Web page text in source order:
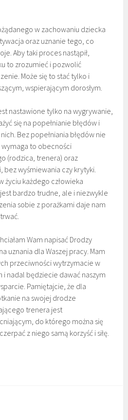
w zachowaniu dziecka
oraz uznanie tego, co
Aby taki proces nastąpił,
to zrozumieć i pozwolić
Może się to stać tylko i
wspierającym dorosłym.
nastawione tylko na wygrywanie,
się na popełnianie błędów i
Bez popełniania błędów nie
to obecności
(rodzica, trenera) oraz
wyśmiewania czy krytyki.
życiu każdego człowieka
jest bardzo trudne, ale i niezwykle
sobie z porażkami daje nam
Wam napisać Drodzy
uznania dla Waszej pracy. Mam
przeciwności wytrzymacie w
i nadal będziecie dawać naszym
Pamiętajcie, że dla
na swojej drodze
trenera jest
do którego można się
z niego samą korzyść i siłę.